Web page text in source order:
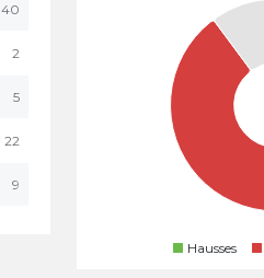
40
2
5
22
9
Hausses